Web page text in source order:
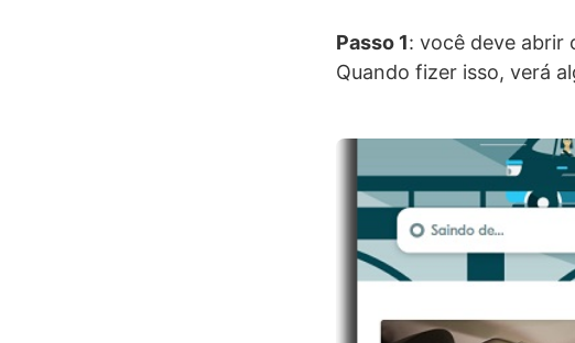
Passo 1: você deve abrir
Quando fizer isso, verá